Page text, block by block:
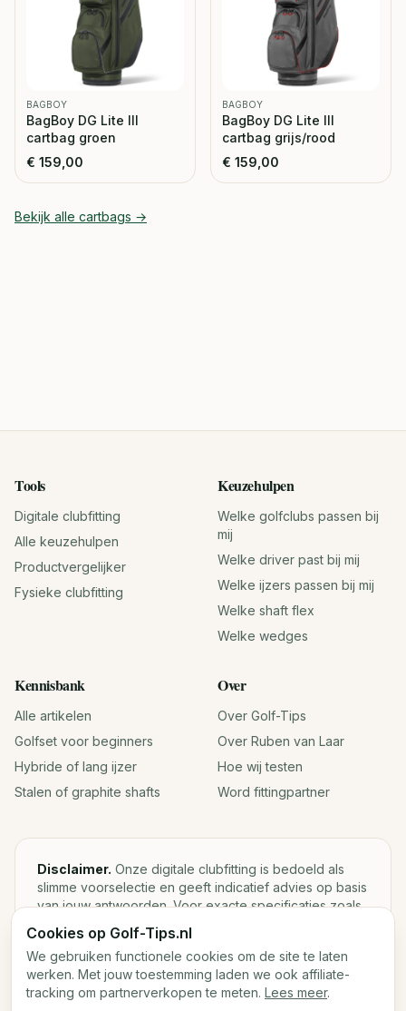
BAGBOY
BagBoy DG Lite III
cartbag groen
€ 159,00
BAGBOY
BagBoy DG Lite III
cartbag grijs/rood
€ 159,00
Bekijk alle cartbags →
Tools
Digitale clubfitting
Alle keuzehulpen
Productvergelijker
Fysieke clubfitting
Keuzehulpen
Welke golfclubs passen bij
mij
Welke driver past bij mij
Welke ijzers passen bij mij
Welke shaft flex
Welke wedges
Kennisbank
Alle artikelen
Golfset voor beginners
Hybride of lang ijzer
Stalen of graphite shafts
Over
Over Golf-Tips
Over Ruben van Laar
Hoe wij testen
Word fittingpartner
Disclaimer. Onze digitale clubfitting is bedoeld als
slimme voorselectie en geeft indicatief advies op basis
van jouw antwoorden. Voor exacte specificaties zoals
loft, lie, shaftgewicht en swingweight blijft een fysieke
fitting met launch monitor de beste keuze.
Cookies op Golf-Tips.nl
We gebruiken functionele cookies om de site te laten
werken. Met jouw toestemming laden we ook affiliate-
tracking om partnerverkopen te meten. Lees meer.